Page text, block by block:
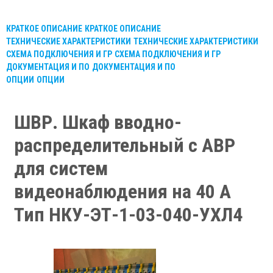
КРАТКОЕ ОПИСАНИЕ КРАТКОЕ ОПИСАНИЕ
ТЕХНИЧЕСКИЕ ХАРАКТЕРИСТИКИ ТЕХНИЧЕСКИЕ ХАРАКТЕРИСТИКИ
СХЕМА ПОДКЛЮЧЕНИЯ И ГР СХЕМА ПОДКЛЮЧЕНИЯ И ГР
ДОКУМЕНТАЦИЯ И ПО ДОКУМЕНТАЦИЯ И ПО
ОПЦИИ ОПЦИИ
ШВР. Шкаф вводно-
распределительный с АВР
для систем
видеонаблюдения на 40 А
Тип НКУ-ЭТ-1-03-040-УХЛ4